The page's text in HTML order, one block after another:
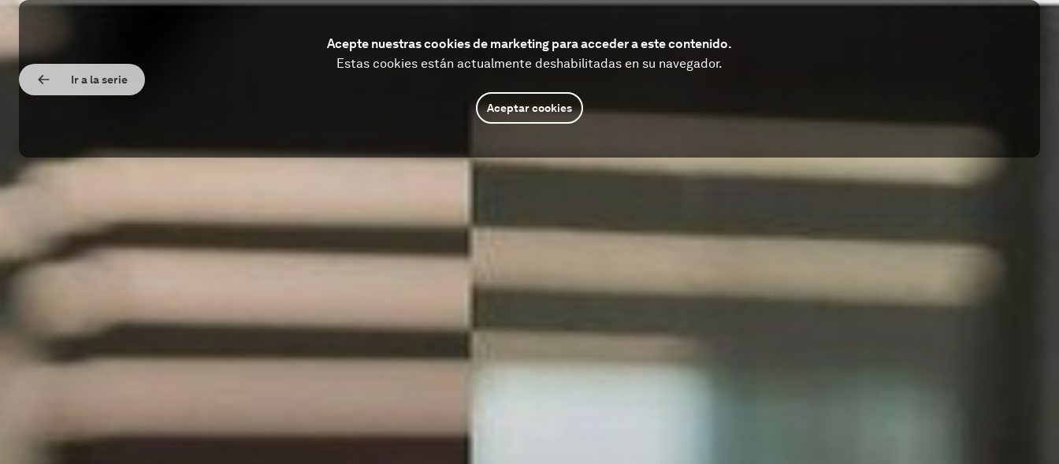
Ir a la serie
Acepte nuestras cookies de marketing para acceder a este contenido.
Estas cookies están actualmente deshabilitadas en su navegador.
Aceptar cookies